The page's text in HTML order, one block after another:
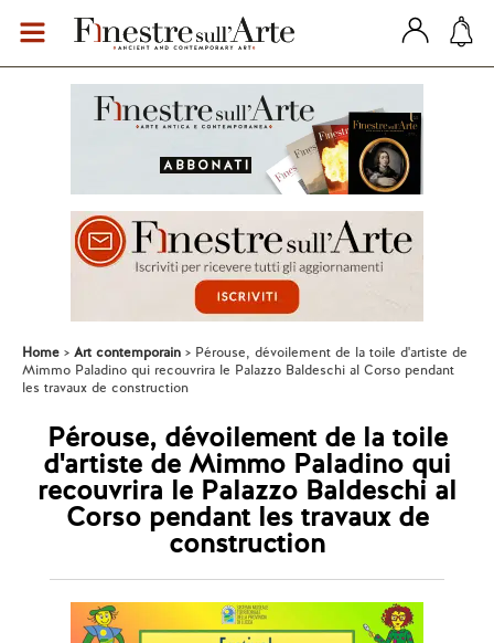
Home Art contemporain
Pérouse, dévoilement de la toile d'artiste de
Mimmo Paladino qui recouvrira le Palazzo Baldeschi al Corso pendant
les travaux de construction
Pérouse, dévoilement de la toile
d'artiste de Mimmo Paladino qui
recouvrira le Palazzo Baldeschi al
Corso pendant les travaux de
construction